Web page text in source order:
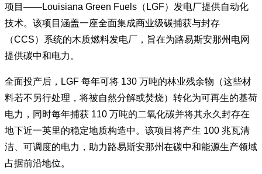
项目——Louisiana Green Fuels（LGF）发电厂提供自动化
技术。该项目涵盖一座全面集成商业级碳捕获与封存
（CCS）系统的木质燃料发电厂，旨在为路易斯安那州电网
提供碳中和电力。
全面投产后，LGF 每年可将 130 万吨的林业残余物（这些材
料若不另行处理，将被自然分解或焚烧）转化为可再生的基荷
电力，同时每年捕获 110 万吨的二氧化碳并将其永久封存在
地下近一英里的稳定地质构造中。该项目将产生 100 兆瓦清
洁、可调度的电力，助力路易斯安那州在碳中和能源生产领域
占据前沿地位。